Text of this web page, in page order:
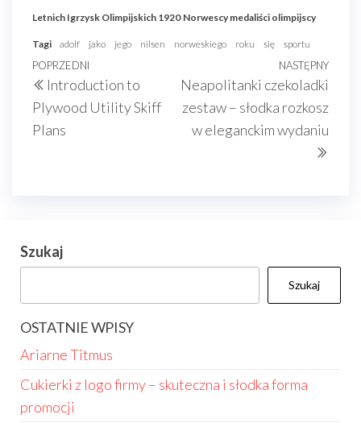
Letnich Igrzysk Olimpijskich 1920 Norwescy medaliści olimpijscy
Tagi adolf jako jego nilsen norweskiego roku się sportu
Nawigacja
wpisu
Poprzedni
wpis
POPRZEDNI
Introduction to
Plywood Utility Skiff
Plans
NASTĘPNY
Neapolitanki czekoladki
zestaw – słodka rozkosz
w eleganckim wydaniu
Szukaj
Szukaj
OSTATNIE WPISY
Ariarne Titmus
Cukierki z logo firmy – skuteczna i słodka forma
promocji